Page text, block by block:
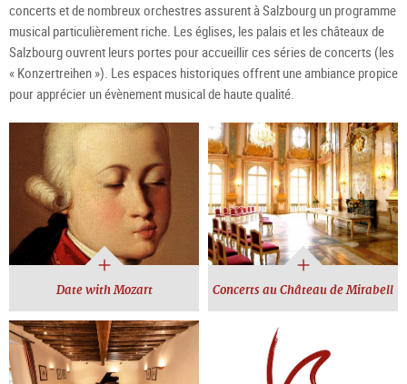
concerts et de nombreux orchestres assurent à Salzbourg un programme
musical particulièrement riche. Les églises, les palais et les châteaux de
Salzbourg ouvrent leurs portes pour accueillir ces séries de concerts (les
« Konzertreihen »). Les espaces historiques offrent une ambiance propice
pour apprécier un évènement musical de haute qualité.
Date with Mozart Concerts au Château de Mirabell